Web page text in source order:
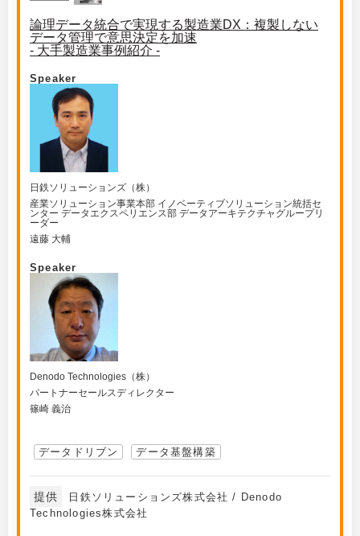
論理データ統合で実現する製造業DX：複製しない
データ管理で意思決定を加速
- 大手製造業事例紹介 -
Speaker
日鉄ソリューションズ（株）
産業ソリューション事業本部 イノベーティブソリューション統括セ
ンター データエクスペリエンス部 データアーキテクチャグループリ
ーダー
遠藤 大輔
Speaker
Denodo Technologies（株）
パートナーセールスディレクター
篠崎 義治
データドリブン データ基盤構築
提供
日鉄ソリューションズ株式会社 / Denodo
Technologies株式会社